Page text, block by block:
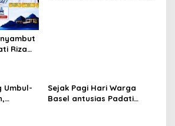
Riza
Umbul-
Sejak Pagi Hari Warga
Basel antusias Padati